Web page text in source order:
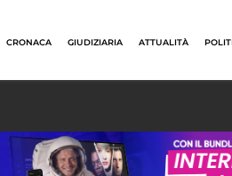
CRONACA GIUDIZIARIA ATTUALITÀ